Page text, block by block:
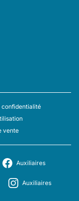
confidentialité
vente
Auxiliaires
Auxiliaires